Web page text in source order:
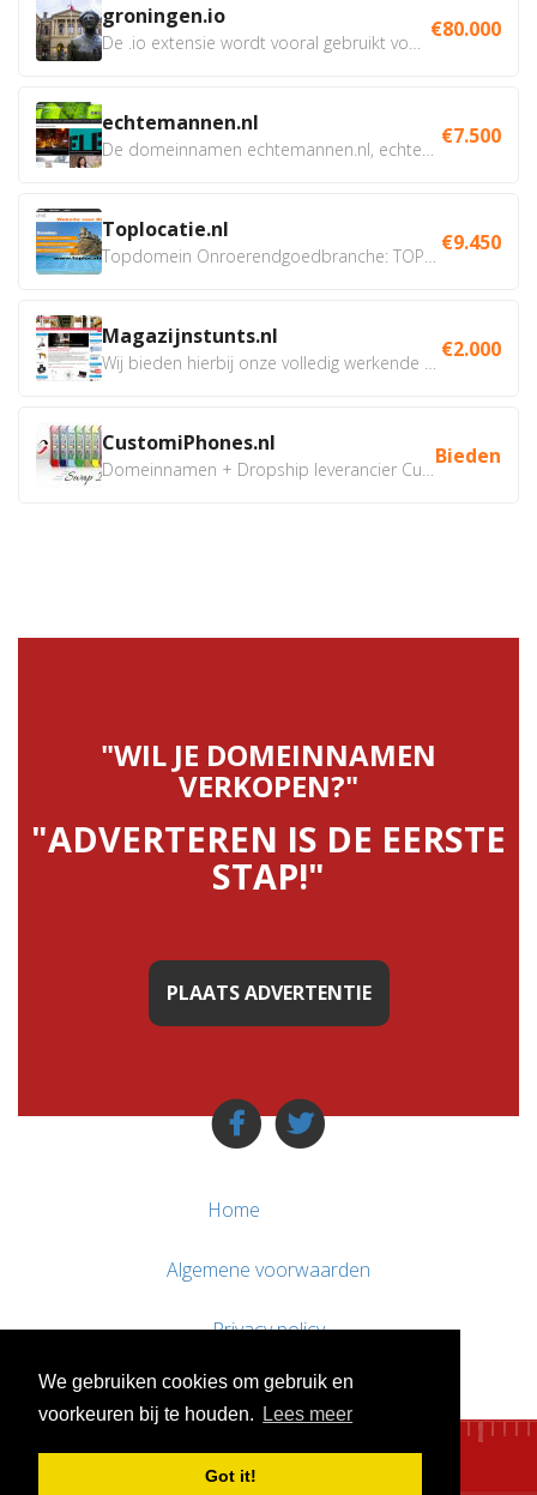
We gebruiken cookies om gebruik en
voorkeuren bij te houden.
Lees meer
Got it!
groningen.io €80.000
echtemannen.nl €7.500
Toplocatie.nl €9.450
Magazijnstunts.nl €2.000
CustomiPhones.nl Bieden
"WIL JE DOMEINNAMEN
VERKOPEN?"
"ADVERTEREN IS DE EERSTE
STAP!"
PLAATS ADVERTENTIE
Home
Algemene voorwaarden
Privacy policy
Contact / Support